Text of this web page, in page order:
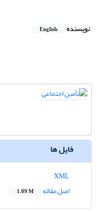
نویسنده English
فایل ها
اصل مقاله
1.09 M